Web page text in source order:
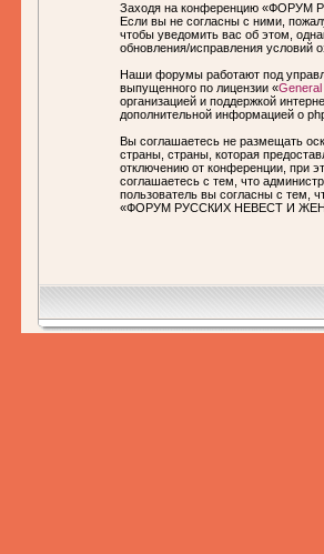
Заходя на конференцию «ФОРУМ
Если вы не согласны с ними,
чтобы уведомить вас об этом,
обновления/исправления условий
Наши форумы работают под
выпущенного по лицензии «General
организацией и поддержкой
дополнительной информацией о
Вы соглашаетесь не размещать
страны, страны, которая
отключению от конференции, при
соглашаетесь с тем, что
пользователь вы согласны с тем,
«ФОРУМ РУССКИХ НЕВЕСТ И ЖЕН»,